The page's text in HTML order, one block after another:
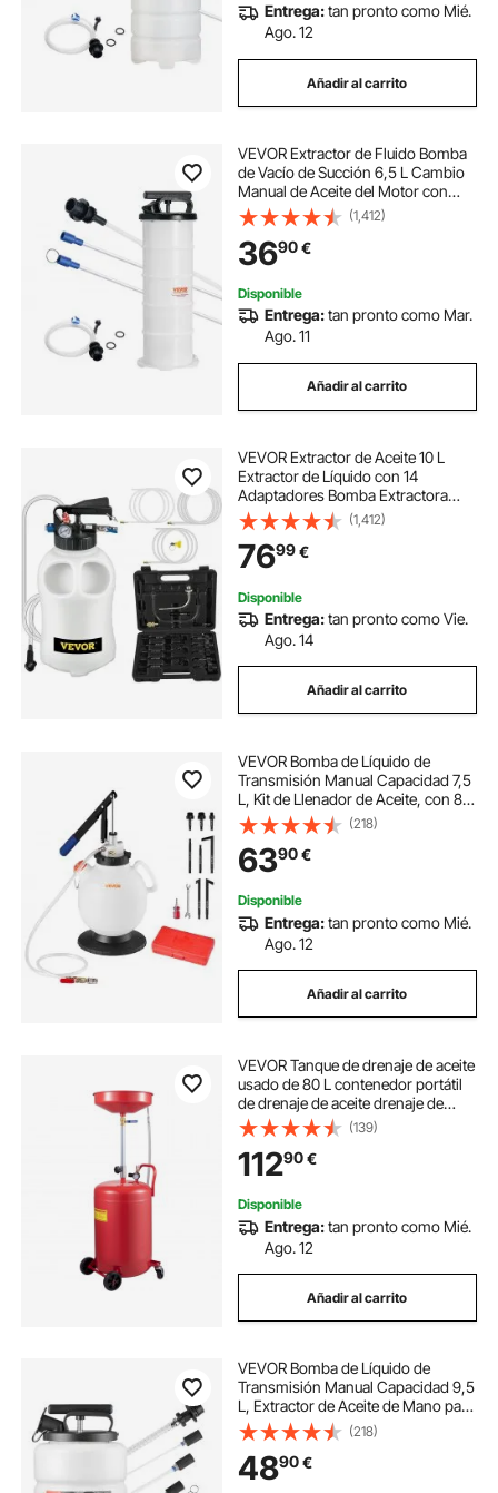
Entrega:tan pronto como Mié.
Ago. 12
Añadir al carrito
VEVOR Extractor de Fluido Bomba
de Vacío de Succión 6,5 L Cambio
Manual de Aceite del Motor con
Manómetro y Manguera de Succión
para Cambio de Aceite Aspiradora
de Evacuación de Fluidos
Automotrices
(1,412)
3690€
Disponible
Entrega:tan pronto como Mar.
Ago. 11
Añadir al carrito
VEVOR Extractor de Aceite 10 L
Extractor de Líquido con 14
Adaptadores Bomba Extractora
Líquidos 10 x 5,6 x 15 cm para
Sustitución de Aceite en ATV,
Barcos, Equipos Agrícolas,
Vehículos de Motores
(1,412)
7699€
Disponible
Entrega:tan pronto como Vie.
Ago. 14
Añadir al carrito
VEVOR Bomba de Líquido de
Transmisión Manual Capacidad 7,5
L, Kit de Llenador de Aceite, con 8
Adaptadores de ATF y Manguera de
150 cm, Tanque HDPE,
Dispensador de Aceite para Coches
Barcos Motos
(218)
6390€
Disponible
Entrega:tan pronto como Mié.
Ago. 12
Añadir al carrito
VEVOR Tanque de drenaje de aceite
usado de 80 L contenedor portátil
de drenaje de aceite drenaje de
transferencia de combustible fluido
altura de embudo ajustable con
válvula reguladora de presión
(139)
11290€
Disponible
Entrega:tan pronto como Mié.
Ago. 12
Añadir al carrito
VEVOR Bomba de Líquido de
Transmisión Manual Capacidad 9,5
L, Extractor de Aceite de Mano para
Máquinas, con Manguera 150 cm
Tubos de Extensión Adaptadores,
Cambio de Aceite para Coches
Barcos Motos
(218)
4890€